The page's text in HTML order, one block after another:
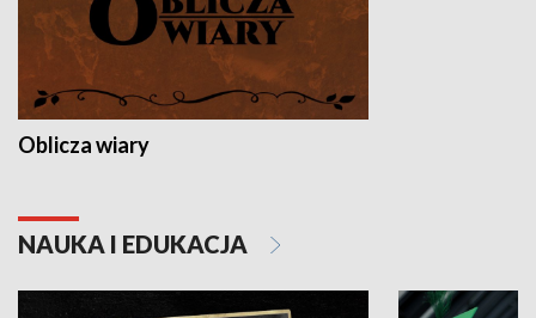
Oblicza wiary
NAUKA I EDUKACJA